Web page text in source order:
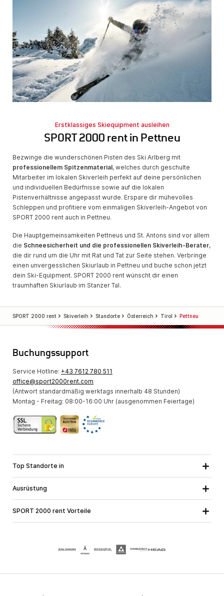
Erstklassiges Skiequipment ausleihen
SPORT 2000 rent in Pettneu
Bezwinge die wunderschönen Pisten des Ski Arlberg mit
professionellem Spitzenmaterial, welches durch geschulte
Mitarbeiter im lokalen Skiverleih perfekt auf deine persönlichen
und individuellen Bedürfnisse sowie auf die lokalen
Pistenverhältnisse angepasst wurde. Erspare dir mühevolles
Schleppen und profitiere vom einmaligen Skiverleih-Angebot von
SPORT 2000 rent auch in Pettneu.
Die Hauptgemeinsamkeiten Pettneus und St. Antons sind vor allem
die Schneesicherheit und die professionellen Skiverleih-Berater,
die dir rund um die Uhr mit Rat und Tat zur Seite stehen. Verbringe
einen unvergesslichen Skiurlaub in Pettneu und buche schon jetzt
dein Ski-Equipment. SPORT 2000 rent wünscht dir einen
traumhaften Skiurlaub im Stanzer Tal.
SPORT 2000 rent Skiverleih Standorte Österreich Tirol Pettneu
Buchungssupport
Service Hotline: +43 7612 780 511
office@sport2000rent.com
(Antwort standardmäßig werktags innerhalb 48 Stunden)
Montag - Freitag: 08:00-16:00 Uhr (ausgenommen Feiertage)
Top Standorte in
Steiermark
Vorarlberg
Ausrüstung
SPORT 2000 rent Vorteile